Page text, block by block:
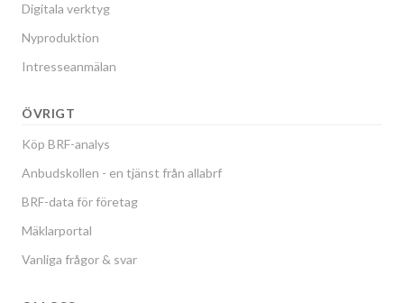
Digitala verktyg
Nyproduktion
Intresseanmälan
ÖVRIGT
Köp BRF-analys
Anbudskollen - en tjänst från allabrf
BRF-data för företag
Mäklarportal
Vanliga frågor & svar